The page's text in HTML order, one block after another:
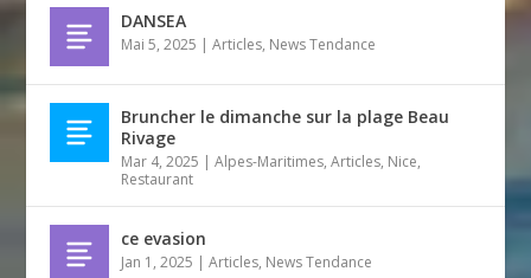
DANSEA
Mai 5, 2025 |Articles, News Tendance
Bruncher le dimanche sur la plage Beau
Rivage
Mar 4, 2025 |Alpes-Maritimes,Articles, Nice,
Restaurant
ce evasion
Jan 1, 2025 |Articles, News Tendance